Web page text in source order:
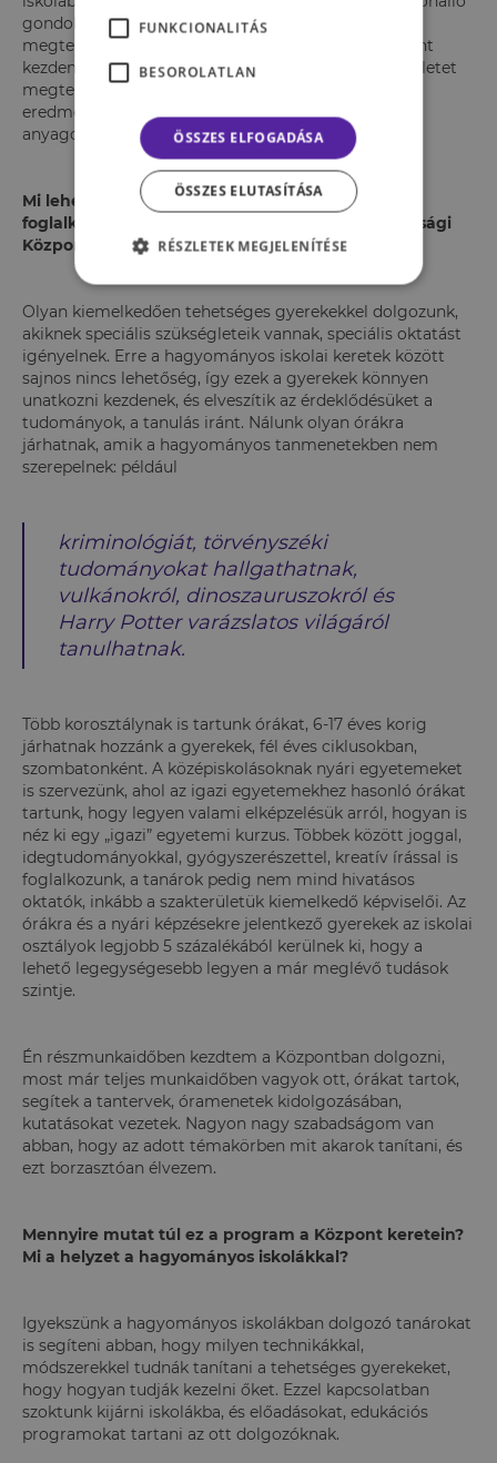
gondolkodásra, problémamegoldásra, egy kísérlet
megtervezésére. Úgyhogy az elejéről kellett mindent
kezdenünk, hogy megtapasztalják, milyen egy kísérletet
megtervezni, mit jelentenek egy-egy vizsgálat
eredményei, mert addig csak odaadták nekik a kész
anyagot, amit be kellett magolni, és ennyi.
Mi lehetne erre a problémára a megoldás? Mivel
foglalkoznak Dublinban a Tehetséggondozó Ifjúsági
Központban?
Olyan kiemelkedően tehetséges gyerekekkel dolgozunk,
akiknek speciális szükségleteik vannak, speciális oktatást
igényelnek. Erre a hagyományos iskolai keretek között
sajnos nincs lehetőség, így ezek a gyerekek könnyen
unatkozni kezdenek, és elveszítik az érdeklődésüket a
tudományok, a tanulás iránt. Nálunk olyan órákra
járhatnak, amik a hagyományos tanmenetekben nem
szerepelnek: például
kriminológiát, törvényszéki
tudományokat hallgathatnak,
vulkánokról, dinoszauruszokról és
Harry Potter varázslatos világáról
tanulhatnak.
Több korosztálynak is tartunk órákat, 6-17 éves korig
járhatnak hozzánk a gyerekek, fél éves ciklusokban,
szombatonként. A középiskolásoknak nyári egyetemeket
is szervezünk, ahol az igazi egyetemekhez hasonló órákat
tartunk, hogy legyen valami elképzelésük arról, hogyan is
néz ki egy „igazi” egyetemi kurzus. Többek között joggal,
idegtudományokkal, gyógyszerészettel, kreatív írással is
foglalkozunk, a tanárok pedig nem mind hivatásos
oktatók, inkább a szakterületük kiemelkedő képviselői. Az
órákra és a nyári képzésekre jelentkező gyerekek az iskolai
osztályok legjobb 5 százalékából kerülnek ki, hogy a
lehető legegységesebb legyen a már meglévő tudások
szintje.
Én részmunkaidőben kezdtem a Központban dolgozni,
most már teljes munkaidőben vagyok ott, órákat tartok,
segítek a tantervek, óramenetek kidolgozásában,
kutatásokat vezetek. Nagyon nagy szabadságom van
abban, hogy az adott témakörben mit akarok tanítani, és
ezt borzasztóan élvezem.
Mennyire mutat túl ez a program a Központ keretein?
Mi a helyzet a hagyományos iskolákkal?
Igyekszünk a hagyományos iskolákban dolgozó tanárokat
is segíteni abban, hogy milyen technikákkal,
módszerekkel tudnák tanítani a tehetséges gyerekeket,
hogy hogyan tudják kezelni őket. Ezzel kapcsolatban
szoktunk kijárni iskolákba, és előadásokat, edukációs
programokat tartani az ott dolgozóknak.
FUNKCIONALITÁS
BESOROLATLAN
ÖSSZES ELFOGADÁSA
ÖSSZES ELUTASÍTÁSA
RÉSZLETEK MEGJELENÍTÉSE